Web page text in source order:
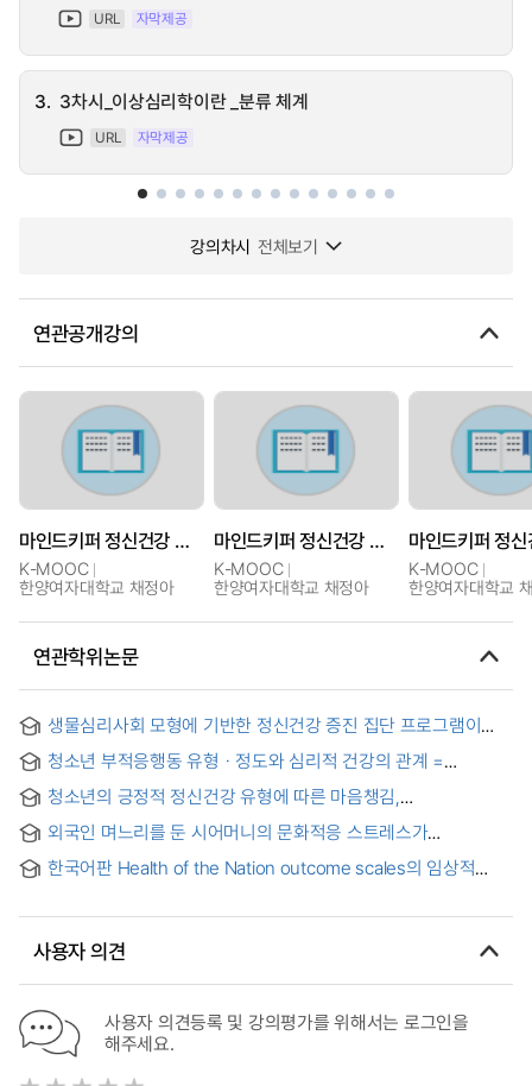
URL 자막제공
3. 3차시_이상심리학이란 _분류 체계
URL 자막제공
강의차시 전체보기
연관공개강의
마인드키퍼 정신건강 초기단기 개입과정
K-MOOC
한양여자대학교 채정아
마인드키퍼 정신건강 초기단기 개입과정
K-MOOC
한양여자대학교 채정아
K-MOOC
한양여자대학교
연관학위논문
생물심리사회 모형에 기반한 정신건강 증진 집단 프로그램이
a Mental Health Promotion Group Program Based on the
Biopsychosocial Model on Psychological Adaptation: A
Preliminary Study
청소년 부적응행동 유형ㆍ정도와 심리적 건강의 관계 =
and Extent of Maladjustment of Youth
청소년의 긍정적 정신건강 유형에 따른 마음챙김,
between Variables, Mindfulness, Alexithymia, and
Somatization, according to Each Positive Mental Health
Type in Adolescents
외국인 며느리를 둔 시어머니의 문화적응 스트레스가
질의 매개효과를 중심으로
한국어판 Health of the Nation outcome scales의 임상적
사용자 의견
사용자 의견등록 및 강의평가를 위해서는 로그인을
해주세요.